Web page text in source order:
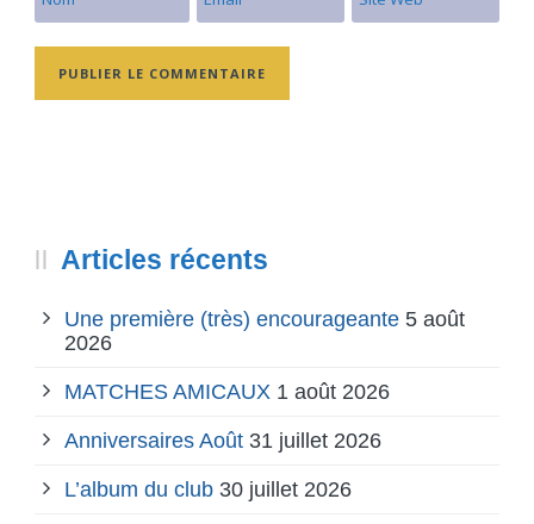
Articles récents
Une première (très) encourageante 5 août
2026
MATCHES AMICAUX 1 août 2026
Anniversaires Août 31 juillet 2026
L’album du club 30 juillet 2026